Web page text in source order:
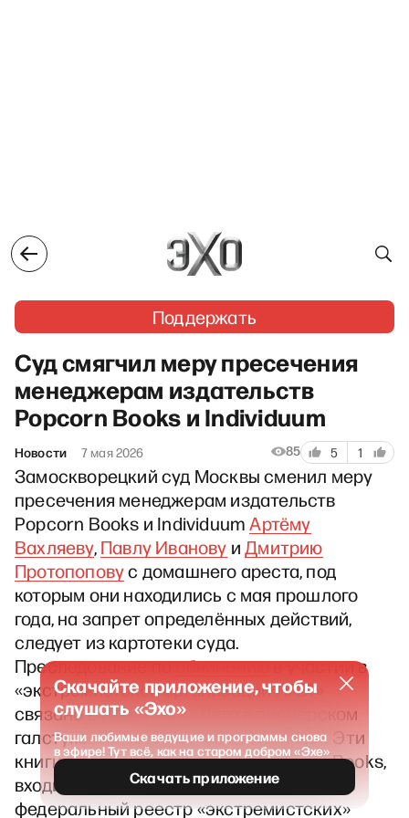
Поддержать
Суд смягчил меру пресечения
менеджерам издательств
Popcorn Books и Individuum
Новости 7 мая 2026 85 5 1
Замоскворецкий суд Москвы сменил меру
пресечения менеджерам издательств
Popcorn Books и IndividuumАртёму
Вахляеву,Павлу Иванову иДмитрию
Протопоповус домашнего ареста, под
которым они находились с мая прошлого
года, на запрет определённых действий,
следует из картотеки суда.
Преследование пообвинениюв участии в
«экстремистской организации ЛГБТ»
связано с романами «Лето в пионерском
галстуке» и «О чём молчит ласточка». Эти
книги вышли в издательстве Popcorn Books,
входившем в состав холдинга «Эксмо». В
федеральный реестр «экстремистских»
Скачайте приложение, чтобы
слушать «Эхо»
Ваши любимые ведущие и программы снова
в эфире! Тут всё, как на старом добром «Эхе»
Скачать приложение